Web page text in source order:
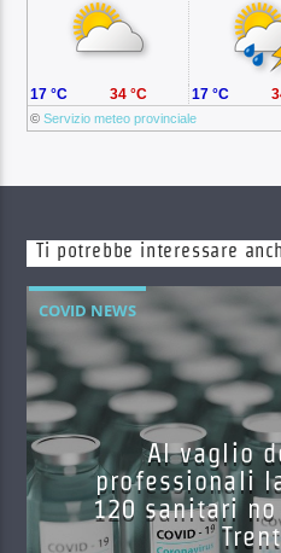
©Servizio meteo provinciale
17 °C 34 °C 17 °C
Ti potrebbe interessare
COVID NEWS
Al vaglio
professionali
120 sanitari